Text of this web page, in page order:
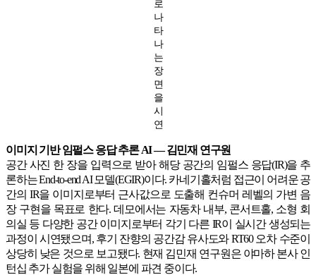
로
나
타
나
는
장
면
을
시
연
이미지 기반 임펄스 응답 추론 AI — 김민재 연구원
공간 사진 한 장을 입력으로 받아 해당 공간의 임펄스 응답(IR)을 추
론하는 End-to-end AI 모델(EGIR)이다. 카네기홀처럼 접근이 어려운 공
간의 IR을 이미지로부터 근사값으로 도출해 컨슈머 레벨의 가변 음
장 구현을 목표로 한다. 데모에서는 자동차 내부, 콘서트홀, 소형 회
의실 등 다양한 공간 이미지로부터 각기 다른 IR이 실시간 생성되는
과정이 시연됐으며, 후기 잔향의 공간감 유사도와 RT60 오차 수준이
상당히 낮은 것으로 보고됐다. 현재 김민재 연구원은 야마하 본사 인
턴십 추가 실험을 위해 일본에 파견 중이다.